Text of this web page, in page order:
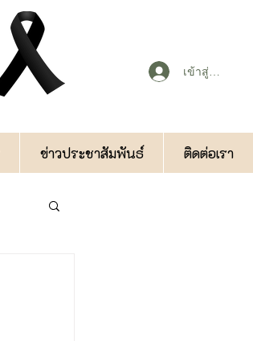
เข้าสู่ระบบ
ข่าวประชาสัมพันธ์ ติดต่อเรา